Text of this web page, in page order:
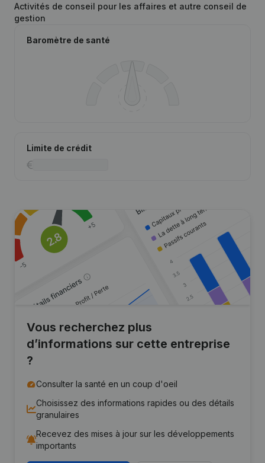
Activités de conseil pour les affaires et autre conseil de
gestion
Baromètre de santé
Limite de crédit
Vous recherchez plus
d’informations sur cette entreprise
?
Consulter la santé en un coup d'oeil
Choisissez des informations rapides ou des détails
granulaires
Recevez des mises à jour sur les développements
importants